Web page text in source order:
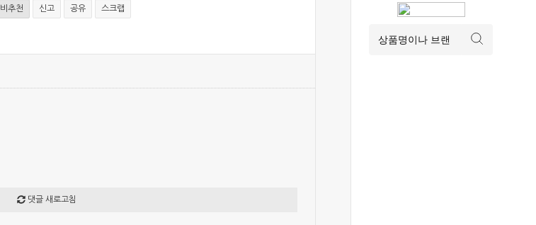
비추천 신고 공유 스크랩
댓글 새로고침